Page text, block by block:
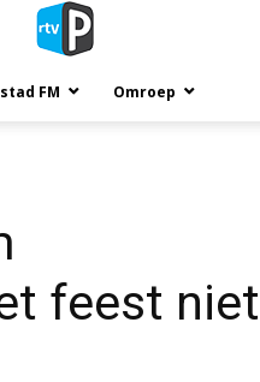
FM Omroep
feest niet